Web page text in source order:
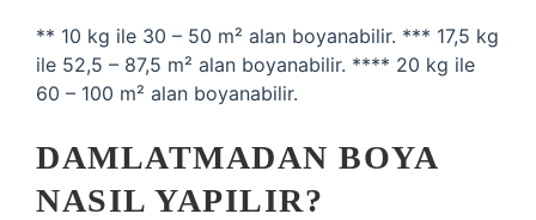
** 10 kg ile 30 – 50 m² alan boyanabilir. *** 17,5 kg
ile 52,5 – 87,5 m² alan boyanabilir. **** 20 kg ile
60 – 100 m² alan boyanabilir.
DAMLATMADAN BOYA
NASIL YAPILIR?